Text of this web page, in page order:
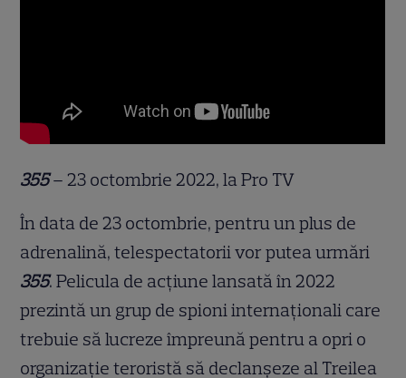
355– 23 octombrie 2022, la Pro TV
În data de 23 octombrie, pentru un plus de
adrenalină, telespectatorii vor putea urmări
355. Pelicula de acțiune lansată în 2022
prezintă un grup de spioni internaționali care
trebuie să lucreze împreună pentru a opri o
organizație teroristă să declanșeze al Treilea